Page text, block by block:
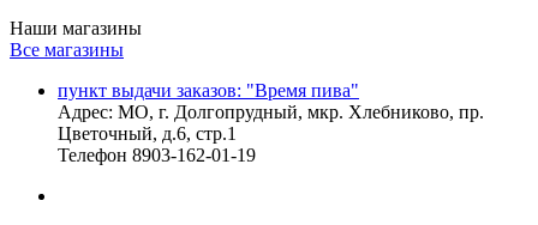
Наши магазины
Все магазины
пункт выдачи заказов: "Время пива"
Адрес: МО, г. Долгопрудный, мкр. Хлебниково, пр.
Цветочный, д.6, стр.1
Телефон 8903-162-01-19